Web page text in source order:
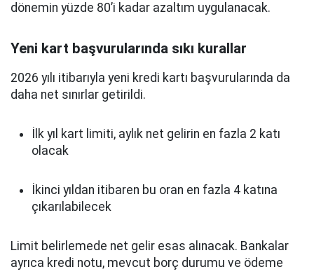
dönemin yüzde 80’i kadar azaltım uygulanacak.
Yeni kart başvurularında sıkı kurallar
2026 yılı itibarıyla yeni kredi kartı başvurularında da
daha net sınırlar getirildi.
İlk yıl kart limiti, aylık net gelirin en fazla 2 katı
olacak
İkinci yıldan itibaren bu oran en fazla 4 katına
çıkarılabilecek
Limit belirlemede net gelir esas alınacak. Bankalar
ayrıca kredi notu, mevcut borç durumu ve ödeme